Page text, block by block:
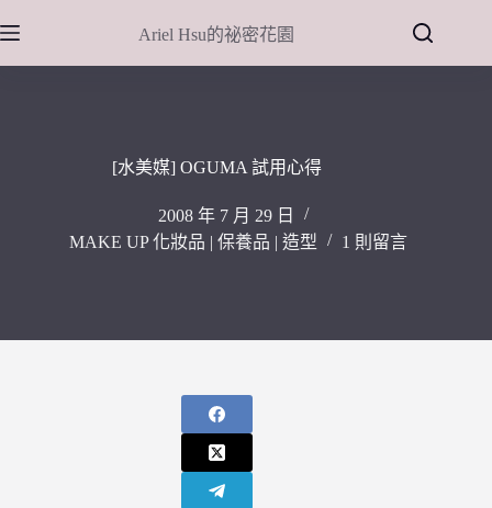
至
主
Ariel Hsu的祕密花園
[水美媒] OGUMA 試用心得
2008 年 7 月 29 日
MAKE UP 化妝品 | 保養品 | 造型
1 則留言